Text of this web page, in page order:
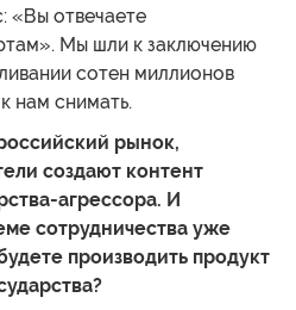
«Вы отвечаете
Мы шли к заключению
сотен миллионов
нам снимать.
рынок,
создают контент
агрессора. И
сотрудничества уже
производить продукт